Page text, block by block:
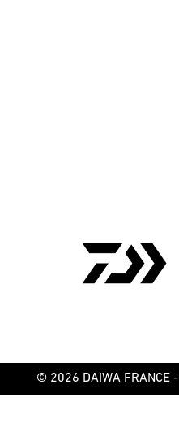
© 2026 DAIWA FRANCE -